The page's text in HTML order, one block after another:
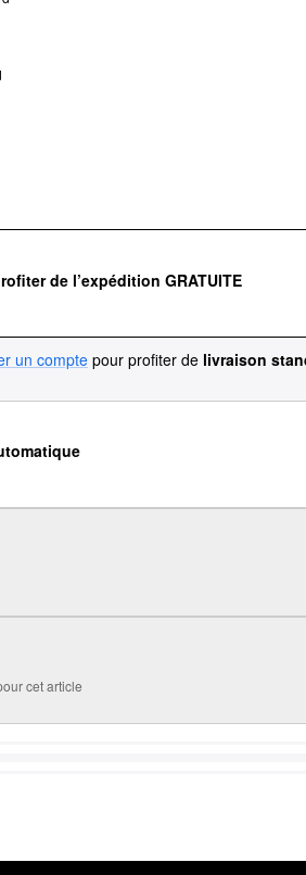
de l’expédition GRATUITE
un compte pour profiter de livraison
cet article